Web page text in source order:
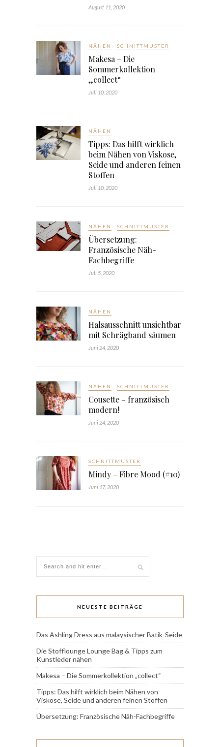
August 11, 2020
NÄHEN SCHNITTMUSTER
Makesa – Die
Sommerkollektion
„collect“
Juli 10, 2020
NÄHEN
Tipps: Das hilft wirklich
beim Nähen von Viskose,
Seide und anderen feinen
Stoffen
Juli 10, 2020
NÄHEN SCHNITTMUSTER
Übersetzung:
Französische Näh-
Fachbegriffe
Juli 5, 2020
NÄHEN
Halsausschnitt unsichtbar
mit Schrägband säumen
Juni 24, 2020
NÄHEN SCHNITTMUSTER
Cousette – französisch
modern!
Juni 24, 2020
SCHNITTMUSTER
Mindy – Fibre Mood (#10)
Juni 17, 2020
NEUESTE BEITRÄGE
Das Ashling Dress aus malaysischer Batik-Seide
Die Stofflounge Lounge Bag & Tipps zum
Kunstleder nähen
Makesa – Die Sommerkollektion „collect“
Tipps: Das hilft wirklich beim Nähen von
Viskose, Seide und anderen feinen Stoffen
Übersetzung: Französische Näh-Fachbegriffe